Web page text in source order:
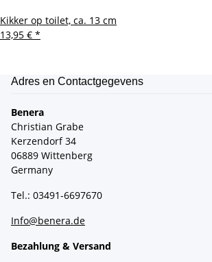
Kikker op toilet, ca. 13 cm
13,95 € *
Adres en Contactgegevens
Benera
Christian Grabe
Kerzendorf 34
06889 Wittenberg
Germany
Tel.: 03491-6697670
Info@benera.de
Bezahlung & Versand